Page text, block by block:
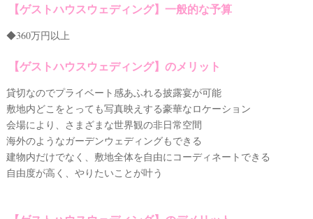
【ゲストハウスウェディング】一般的な予算
◆360万円以上
【ゲストハウスウェディング】のメリット
貸切なのでプライベート感あふれる披露宴が可能
敷地内どこをとっても写真映えする豪華なロケーション
会場により、さまざまな世界観の非日常空間
海外のようなガーデンウェディングもできる
建物内だけでなく、敷地全体を自由にコーディネートできる
自由度が高く、やりたいことが叶う